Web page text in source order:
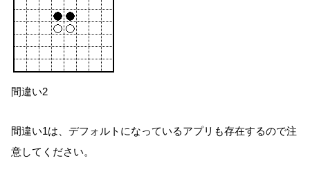
間違い2
間違い1は、デフォルトになっているアプリも存在するので注
意してください。